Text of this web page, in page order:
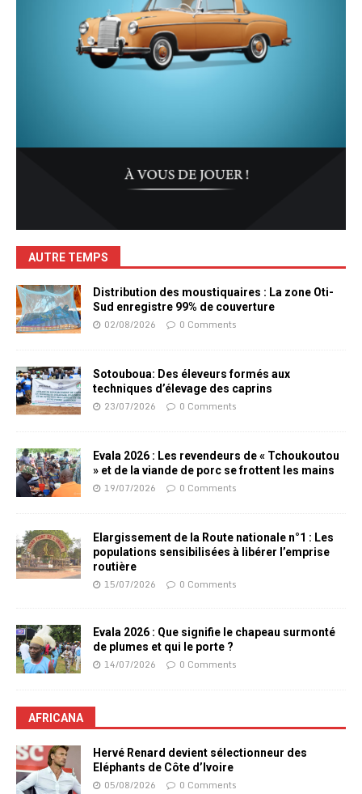
AUTRE TEMPS
Distribution des moustiquaires : La zone Oti-
Sud enregistre 99% de couverture
02/08/2026 0 Comments
Sotouboua: Des éleveurs formés aux
techniques d’élevage des caprins
23/07/2026 0 Comments
Evala 2026 : Les revendeurs de « Tchoukoutou
» et de la viande de porc se frottent les mains
19/07/2026 0 Comments
Elargissement de la Route nationale n°1 : Les
populations sensibilisées à libérer l’emprise
routière
15/07/2026 0 Comments
Evala 2026 : Que signifie le chapeau surmonté
de plumes et qui le porte ?
14/07/2026 0 Comments
AFRICANA
Hervé Renard devient sélectionneur des
Eléphants de Côte d’Ivoire
05/08/2026 0 Comments